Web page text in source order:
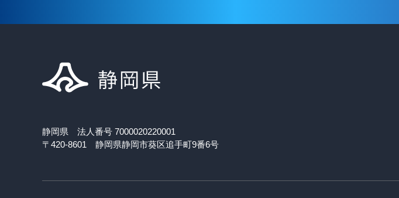
静岡県 法人番号 7000020220001
〒420-8601 静岡県静岡市葵区追手町9番6号